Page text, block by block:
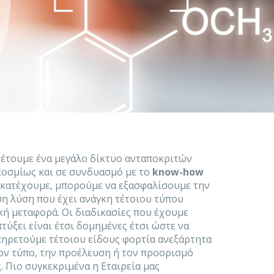
ένα μεγάλο δίκτυο ανταποκριτών
και σε συνδυασμό με το know-how
μπορούμε να εξασφαλίσουμε την
λύση που έχει ανάγκη τέτοιου τύπου
μεταφορά. Οι διαδικασίες που έχουμε
είναι έτσι δομημένες έτσι ώστε να
τέτοιου είδους φορτία ανεξάρτητα
τύπο, την προέλευση ή τον προορισμό
Πιο συγκεκριμένα η Εταιρεία μας